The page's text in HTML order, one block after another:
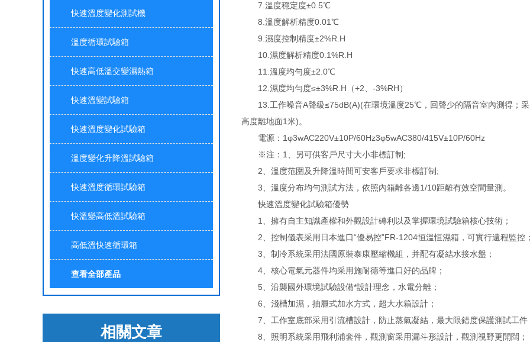
快速溫度變化測試機
溫度循環試驗箱
快速高低溫交變濕熱箱
快速溫變試驗箱
快速溫度變化試驗箱
溫度變化升降溫試驗箱
快速溫度循環試驗箱
快溫變高低溫試驗箱
高低溫快速循環箱
查看全部產品
相關文章
7.溫度穩定度±0.5℃
8.溫度解析精度0.01℃
9.濕度控制精度±2%R.H
10.濕度解析精度0.1%R.H
11.溫度均勻度±2.0℃
12.濕度均勻度≤±3%R.H（+2、-3%RH）
13.工作噪音A聲級≤75dB(A)(在環境溫度25℃，回聲少的隔音室內測得；采
高度離地面1米)。
電源：1φ3wAC220V±10P/60Hz3φ5wAC380/415V±10P/60Hz
※注：1、另可供客戶尺寸大小非標訂制;
2、溫度范圍及升降溫時間可安客戶要求非標訂制;
3、溫度分布均勻測試方法，依照內箱離各邊1/10距離有效空間量測。
快速溫度變化試驗箱優勢
1、擁有自主知識產權和外觀設計磚利以及掌握環境試驗箱核心技術；
2、控制儀表采用日本進口“優易控”FR-1204恒溫恒濕箱，可實行遠程監控
3、制冷系統采用法國原裝泰康壓縮機組，并配有凝結水接水盤；
4、核心電氣元器件均采用施耐德等進口好的品牌；
5、沿襲國外環境試驗設備*設計理念，水電分離；
6、淺槽加濕，抽屜式加水方式，超大水箱設計；
7、工作室底部采用引流槽設計，防止蒸氣凝結，最大限錯度保護測試工件
8、照明系統采用飛利浦套件，觀測窗采用漏斗形設計，觀測視野更開闊；